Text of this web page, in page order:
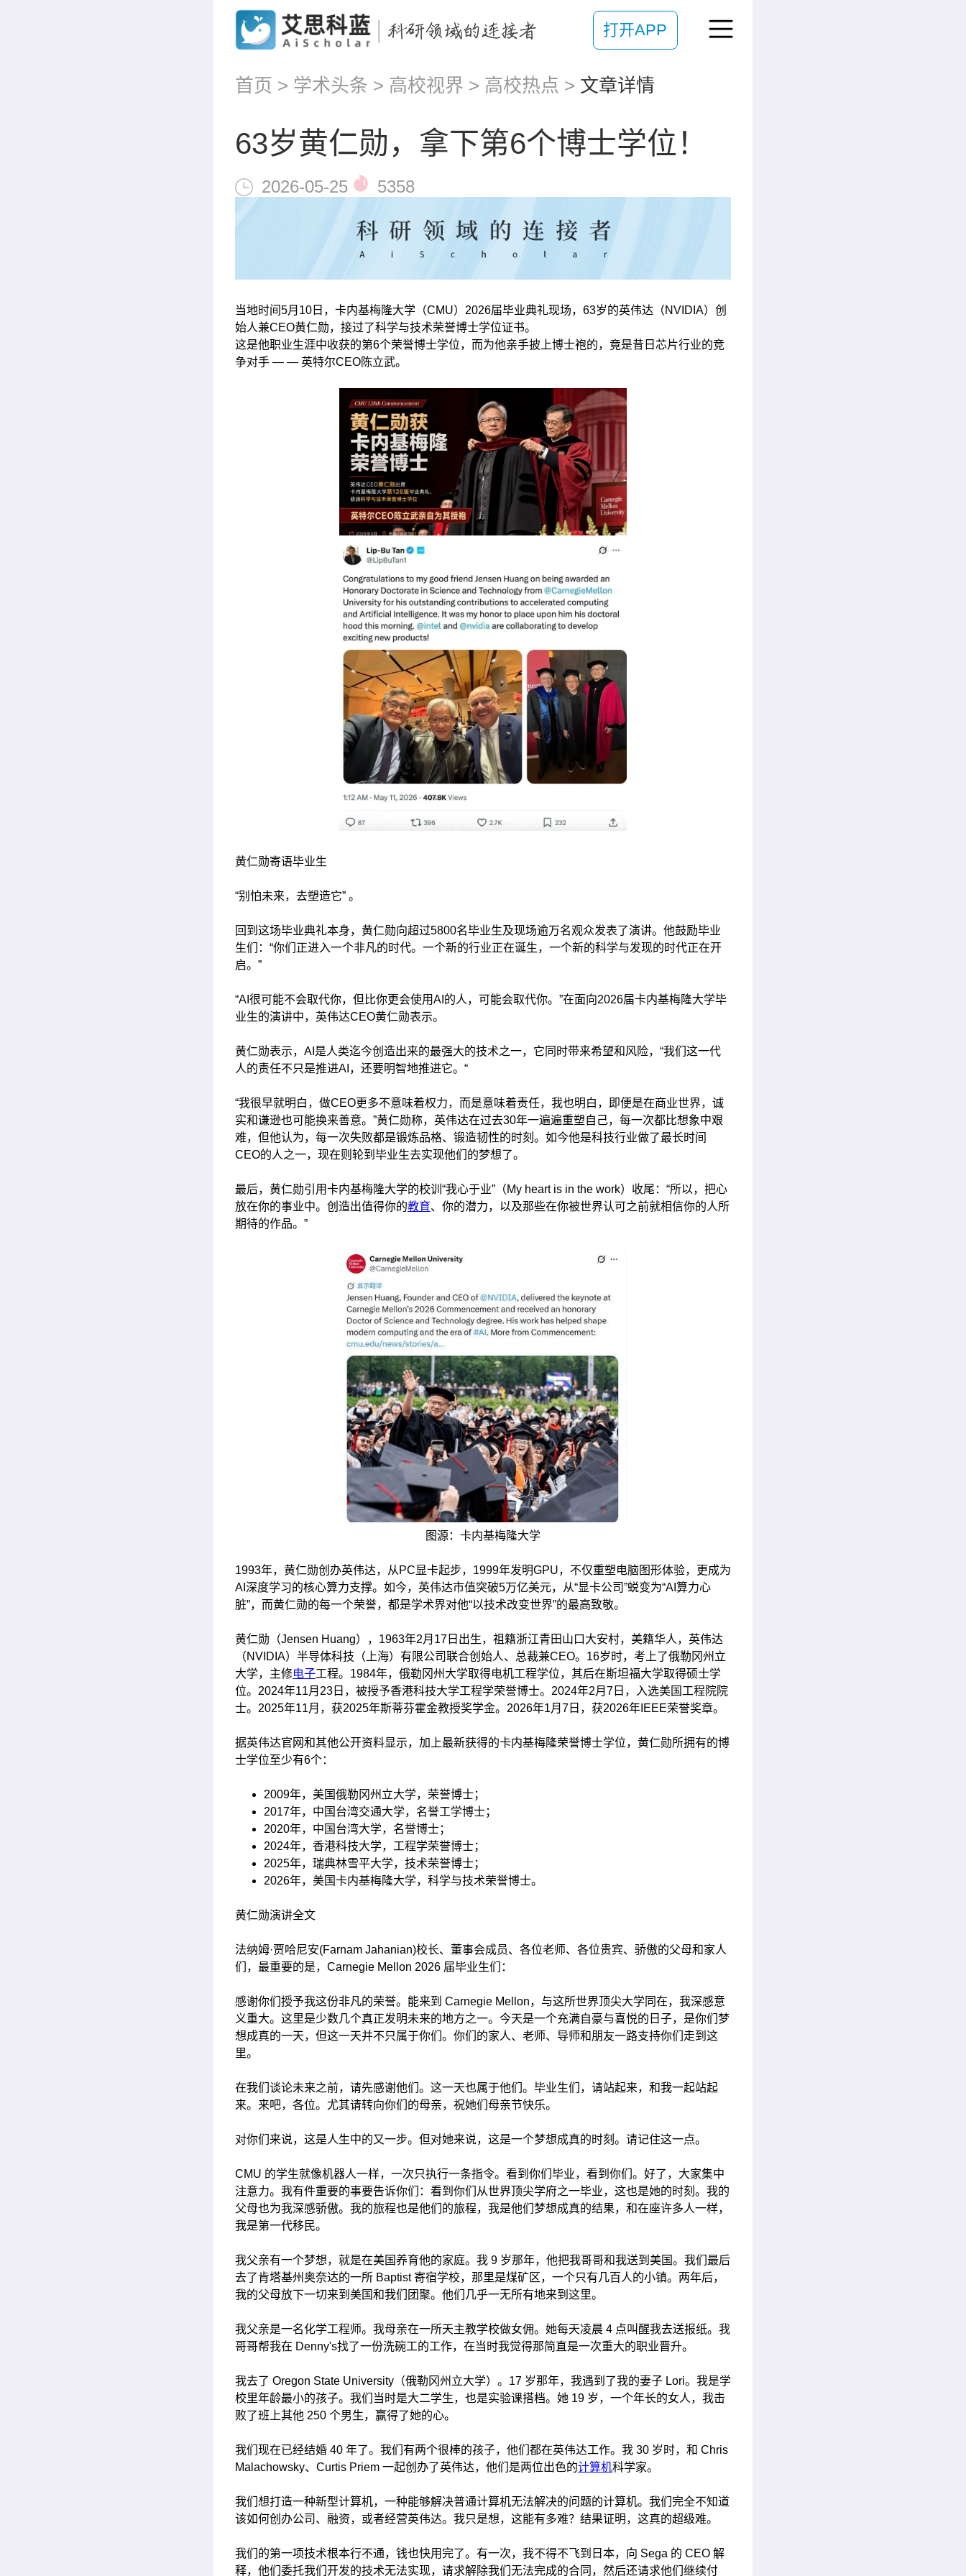
打开APP
首页 > 学术头条 > 高校视界 > 高校热点 > 文章详情
63岁黄仁勋，拿下第6个博士学位！
2026-05-25 5358
当地时间5月10日，卡内基梅隆大学（CMU）2026届毕业典礼现场，63岁的英伟达（NVIDIA）创
始人兼CEO黄仁勋，接过了科学与技术荣誉博士学位证书。
这是他职业生涯中收获的第6个荣誉博士学位，而为他亲手披上博士袍的，竟是昔日芯片行业的竞
争对手 — — 英特尔CEO陈立武。
黄仁勋寄语毕业生
“别怕未来，去塑造它” 。
回到这场毕业典礼本身，黄仁勋向超过5800名毕业生及现场逾万名观众发表了演讲。他鼓励毕业
生们：“你们正进入一个非凡的时代。一个新的行业正在诞生，一个新的科学与发现的时代正在开
启。”
“AI很可能不会取代你，但比你更会使用AI的人，可能会取代你。”在面向2026届卡内基梅隆大学毕
业生的演讲中，英伟达CEO黄仁勋表示。
黄仁勋表示，AI是人类迄今创造出来的最强大的技术之一，它同时带来希望和风险，“我们这一代
人的责任不只是推进AI，还要明智地推进它。“
“我很早就明白，做CEO更多不意味着权力，而是意味着责任，我也明白，即便是在商业世界，诚
实和谦逊也可能换来善意。”黄仁勋称，英伟达在过去30年一遍遍重塑自己，每一次都比想象中艰
难，但他认为，每一次失败都是锻炼品格、锻造韧性的时刻。如今他是科技行业做了最长时间
CEO的人之一，现在则轮到毕业生去实现他们的梦想了。
最后，黄仁勋引用卡内基梅隆大学的校训“我心于业”（My heart is in the work）收尾：“所以，把心
放在你的事业中。创造出值得你的教育、你的潜力，以及那些在你被世界认可之前就相信你的人所
期待的作品。”
图源：卡内基梅隆大学
1993年，黄仁勋创办英伟达，从PC显卡起步，1999年发明GPU，不仅重塑电脑图形体验，更成为
AI深度学习的核心算力支撑。如今，英伟达市值突破5万亿美元，从“显卡公司”蜕变为“AI算力心
脏”，而黄仁勋的每一个荣誉，都是学术界对他“以技术改变世界”的最高致敬。
黄仁勋（Jensen Huang），1963年2月17日出生，祖籍浙江青田山口大安村，美籍华人，英伟达
（NVIDIA）半导体科技（上海）有限公司联合创始人、 总裁兼CEO。 16岁时，考上了俄勒冈州立
大学，主修电子工程。1984年，俄勒冈州大学取得电机工程学位，其后在斯坦福大学取得硕士学
位。2024年11月23日，被授予香港科技大学工程学荣誉博士。2024年2月7日，入选美国工程院院
士。2025年11月，获2025年斯蒂芬霍金教授奖学金。2026年1月7日，获2026年IEEE荣誉奖章。
据英伟达官网和其他公开资料显示，加上最新获得的卡内基梅隆荣誉博士学位，黄仁勋所拥有的博
士学位至少有6个：
2009年，美国俄勒冈州立大学，荣誉博士；
2017年，中国台湾交通大学，名誉工学博士；
2020年，中国台湾大学，名誉博士；
2024年，香港科技大学，工程学荣誉博士；
2025年，瑞典林雪平大学，技术荣誉博士；
2026年，美国卡内基梅隆大学，科学与技术荣誉博士。
黄仁勋演讲全文
法纳姆·贾哈尼安(Farnam Jahanian)校长、董事会成员、各位老师、各位贵宾、骄傲的父母和家人
们，最重要的是，Carnegie Mellon 2026 届毕业生们：
感谢你们授予我这份非凡的荣誉。能来到 Carnegie Mellon，与这所世界顶尖大学同在，我深感意
义重大。这里是少数几个真正发明未来的地方之一。今天是一个充满自豪与喜悦的日子，是你们梦
想成真的一天，但这一天并不只属于你们。你们的家人、老师、导师和朋友一路支持你们走到这
里。
在我们谈论未来之前，请先感谢他们。这一天也属于他们。毕业生们，请站起来，和我一起站起
来。来吧，各位。尤其请转向你们的母亲，祝她们母亲节快乐。
对你们来说，这是人生中的又一步。但对她来说，这是一个梦想成真的时刻。请记住这一点。
CMU 的学生就像机器人一样，一次只执行一条指令。看到你们毕业，看到你们。好了，大家集中
注意力。我有件重要的事要告诉你们：看到你们从世界顶尖学府之一毕业，这也是她的时刻。我的
父母也为我深感骄傲。我的旅程也是他们的旅程，我是他们梦想成真的结果，和在座许多人一样，
我是第一代移民。
我父亲有一个梦想，就是在美国养育他的家庭。我 9 岁那年，他把我哥哥和我送到美国。我们最后
去了肯塔基州奥奈达的一所 Baptist 寄宿学校，那里是煤矿区，一个只有几百人的小镇。两年后，
我的父母放下一切来到美国和我们团聚。他们几乎一无所有地来到这里。
我父亲是一名化学工程师。我母亲在一所天主教学校做女佣。她每天凌晨 4 点叫醒我去送报纸。我
哥哥帮我在 Denny's找了一份洗碗工的工作，在当时我觉得那简直是一次重大的职业晋升。
我去了 Oregon State University（俄勒冈州立大学）。17 岁那年，我遇到了我的妻子 Lori。我是学
校里年龄最小的孩子。我们当时是大二学生，也是实验课搭档。她 19 岁，一个年长的女人，我击
败了班上其他 250 个男生，赢得了她的心。
我们现在已经结婚 40 年了。我们有两个很棒的孩子，他们都在英伟达工作。我 30 岁时，和 Chris
Malachowsky、Curtis Priem 一起创办了英伟达，他们是两位出色的计算机科学家。
我们想打造一种新型计算机，一种能够解决普通计算机无法解决的问题的计算机。我们完全不知道
该如何创办公司、融资，或者经营英伟达。我只是想，这能有多难？结果证明，这真的超级难。
我们的第一项技术根本行不通，钱也快用完了。有一次，我不得不飞到日本，向 Sega 的 CEO 解
释，他们委托我们开发的技术无法实现，请求解除我们无法完成的合同，然后还请求他们继续付